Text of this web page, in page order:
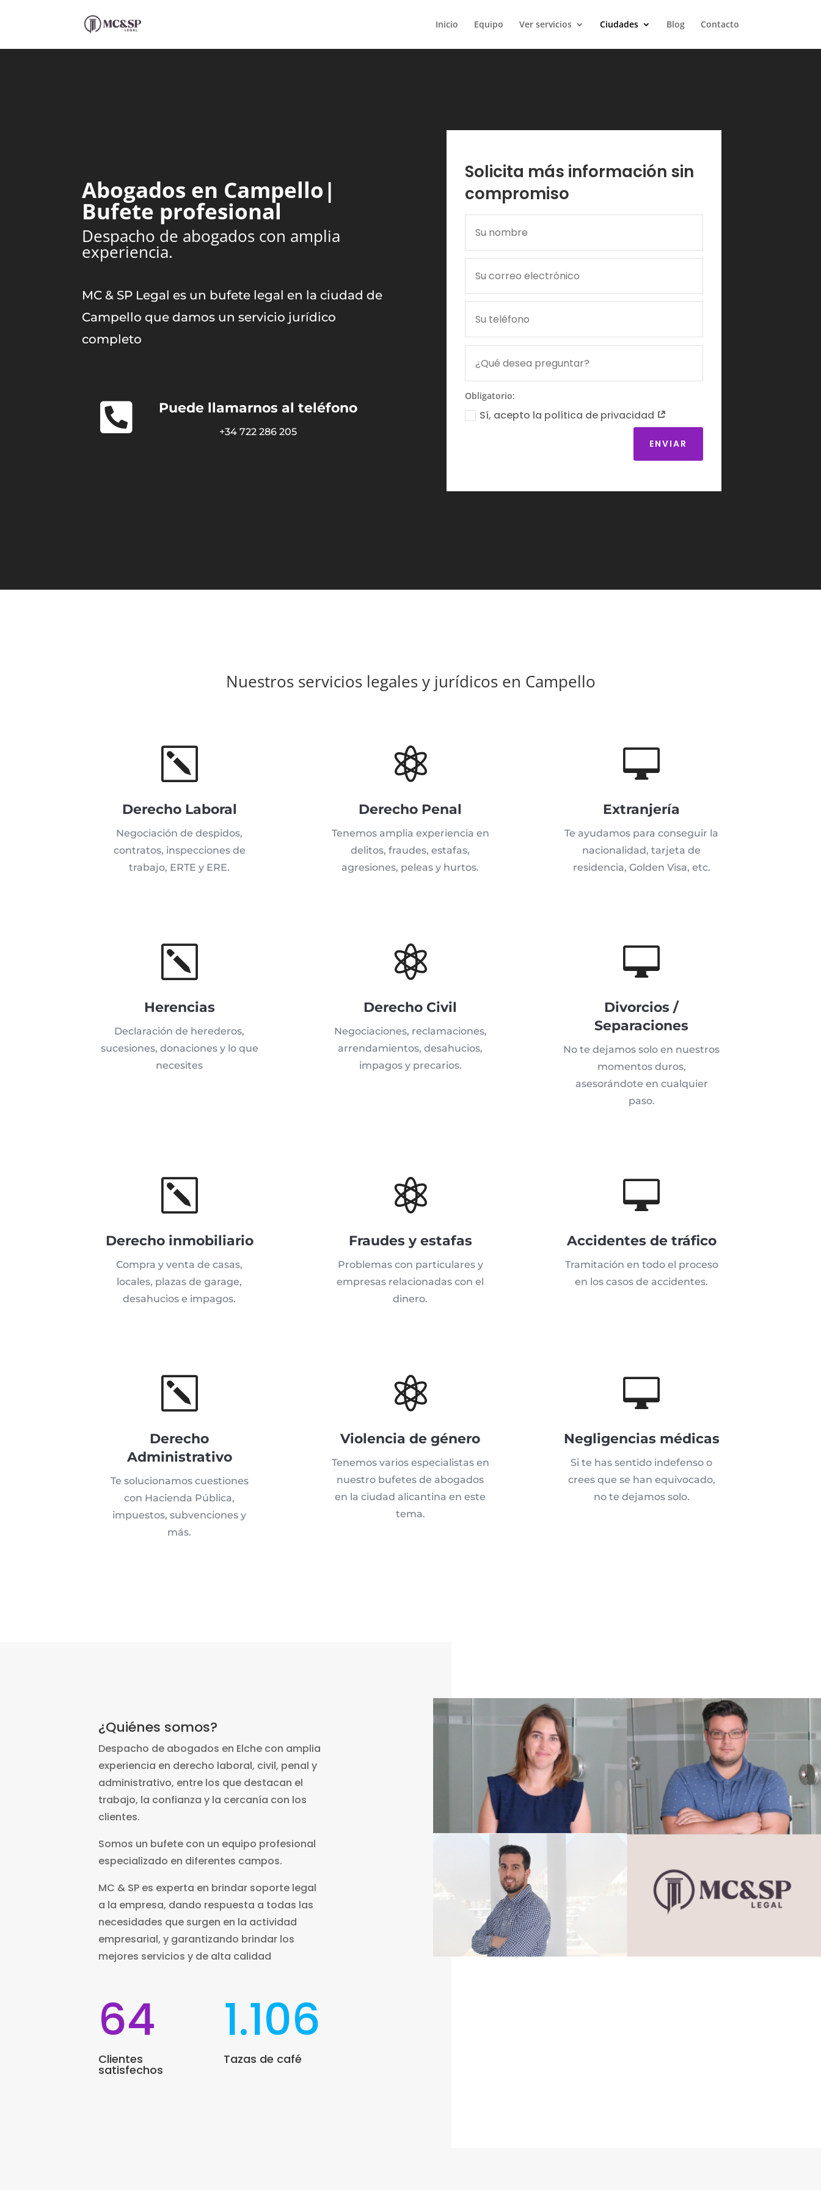
Inicio Equipo Ver servicios Ciudades Blog Contacto
Abogados en Campello|
Bufete profesional
Despacho de abogados con amplia
experiencia.
MC & SP Legal es un bufete legal en la ciudad de
Campello que damos un servicio jurídico
completo
 Puede llamarnos al teléfono
+34 722 286 205
Solicita más información sin
compromiso
Obligatorio:
Sí, acepto la política de privacidad
ENVIAR
Nuestros servicios legales y jurídicos en Campello
k
Derecho Laboral
Negociación de despidos,
contratos, inspecciones de
trabajo, ERTE y ERE.

Derecho Penal
Tenemos amplia experiencia en
delitos, fraudes, estafas,
agresiones, peleas y hurtos.

Extranjería
Te ayudamos para conseguir la
nacionalidad, tarjeta de
residencia, Golden Visa, etc.
k
Herencias
Declaración de herederos,
sucesiones, donaciones y lo que
necesites

Derecho Civil
Negociaciones, reclamaciones,
arrendamientos, desahucios,
impagos y precarios.

Divorcios /
Separaciones
No te dejamos solo en nuestros
momentos duros,
asesorándote en cualquier
paso.
k
Derecho inmobiliario
Compra y venta de casas,
locales, plazas de garage,
desahucios e impagos.

Fraudes y estafas
Problemas con particulares y
empresas relacionadas con el
dinero.

Accidentes de tráfico
Tramitación en todo el proceso
en los casos de accidentes.
k
Derecho
Administrativo
Te solucionamos cuestiones
con Hacienda Pública,
impuestos, subvenciones y
más.

Violencia de género
Tenemos varios especialistas en
nuestro bufetes de abogados
en la ciudad alicantina en este
tema.

Negligencias médicas
Si te has sentido indefenso o
crees que se han equivocado,
no te dejamos solo.
¿Quiénes somos?
Despacho de abogados en Elche con amplia
experiencia en derecho laboral, civil, penal y
administrativo, entre los que destacan el
trabajo, la confianza y la cercanía con los
clientes.
Somos un bufete con un equipo profesional
especializado en diferentes campos.
MC & SP es experta en brindar soporte legal
a la empresa, dando respuesta a todas las
necesidades que surgen en la actividad
empresarial, y garantizando brindar los
mejores servicios y de alta calidad
64
Clientes
satisfechos
1.106
Tazas de café